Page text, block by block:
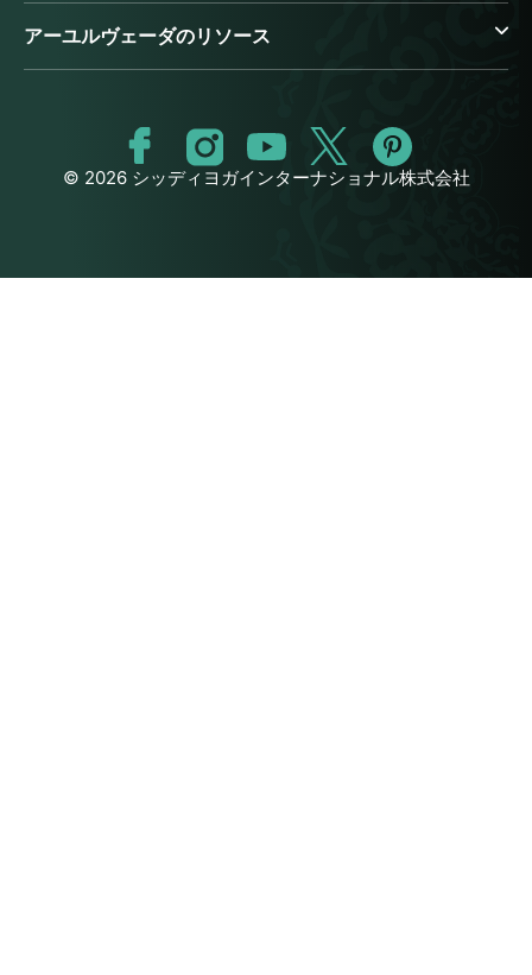
アーユルヴェーダのリソース
© 2026 シッディヨガインターナショナル株式会社